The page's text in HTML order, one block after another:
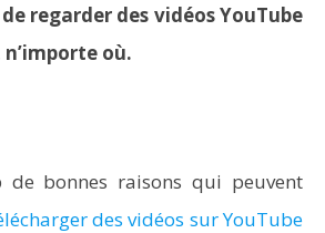
regarder des vidéos YouTube
où.
bonnes raisons qui peuvent
des vidéos sur YouTube